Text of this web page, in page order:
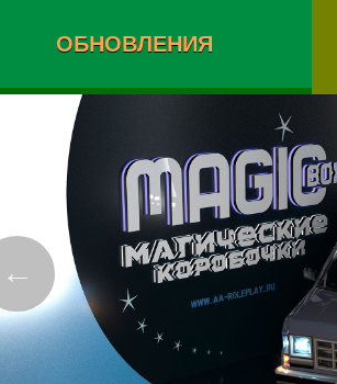
ОБНОВЛЕНИЯ
←